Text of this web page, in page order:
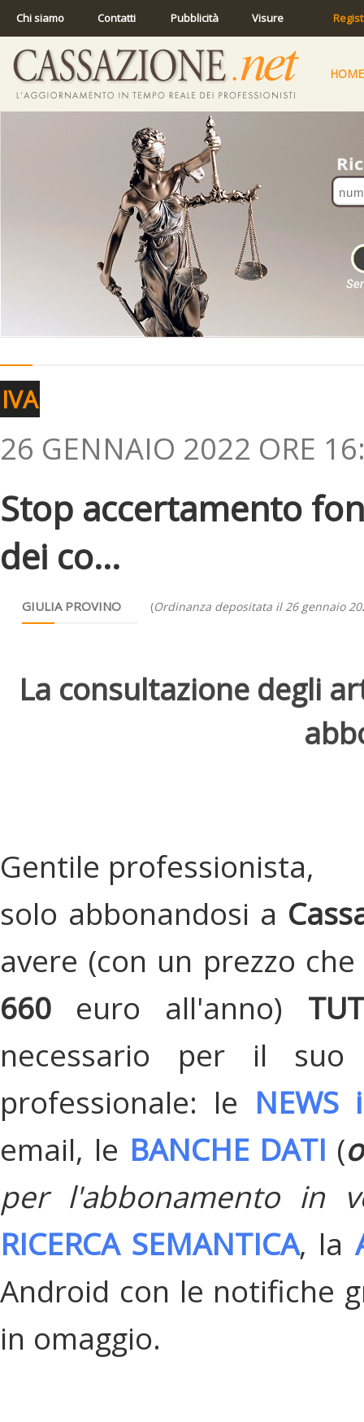
Chi siamo Contatti Pubblicità Visure
HOME
IVA
26 GENNAIO 2022 ORE
Stop accertamento
dei co...
GIULIA PROVINO (Ordinanza depositata il 26 gennaio
La consultazione degli
Gentile professionista,
solo abbonandosi a
avere (con un prezzo
660 euro all'anno)
necessario per il suo
professionale: le
email, le BANCHE DATI (
per l'abbonamento in
RICERCA SEMANTICA, la
Android con le notifiche
in omaggio.